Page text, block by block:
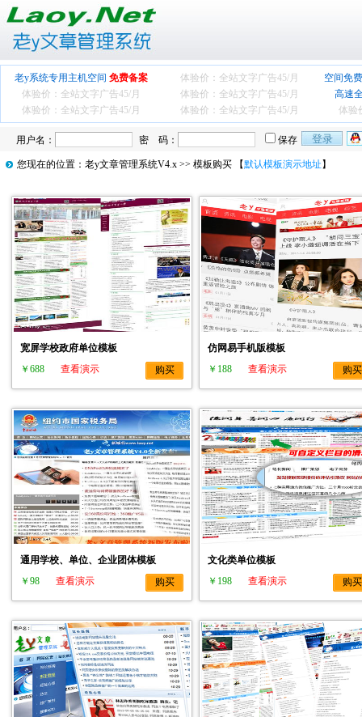
老y系统专用主机空间 免费备案 体验价：全站文字广告45/月
空间免
体验价：全站文字广告45/月 体验价：全站文字广告45/月
高速
体验价：全站文字广告45/月 体验价：全站文字广告45/月 体验
用户名： 密 码： 保存
您现在的位置： 老y文章管理系统V4.x >> 模板购买 【默认模板演示地址 】
宽屏学校政府单位模板
￥688
查看演示 购买
仿网易手机版模板
￥188
查看演示 购买
通用学校、单位、企业团体模板
￥98
查看演示 购买
文化类单位模板
￥198
查看演示 购买